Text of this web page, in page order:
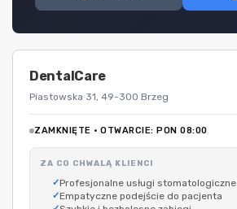
DentalCare
Piastowska 31, 49-300 Brzeg
ZAMKNIĘTE · OTWARCIE: PON 08:00
ZA CO CHWALĄ KLIENCI
Profesjonalne usługi stomatologiczne
Empatyczne podejście do pacjenta